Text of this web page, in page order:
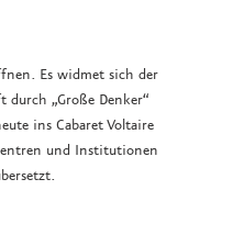
Es widmet sich der
durch „Große Denker“
ins Cabaret Voltaire
und Institutionen